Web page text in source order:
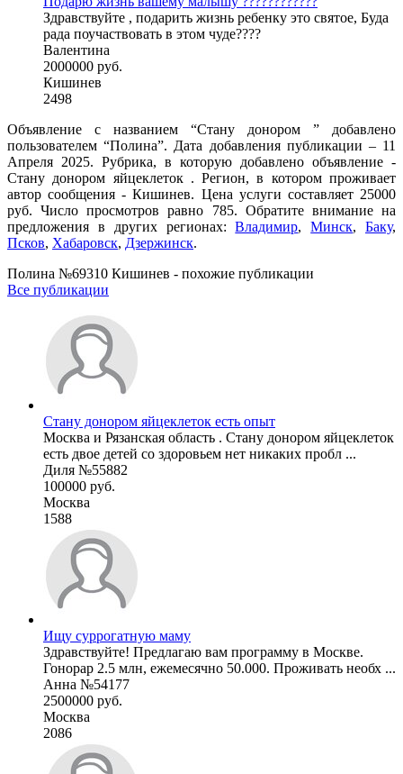
Здравствуйте , подарить жизнь ребенку это святое, Буда
рада поучаствовать в этом чуде????
Валентина
2000000 руб.
Кишинев
2498
Объявление с названием “Стану донором ” добавлено
пользователем “Полина”. Дата добавления публикации – 11
Апреля 2025. Рубрика, в которую добавлено объявление -
Стану донором яйцеклеток . Регион, в котором проживает
автор сообщения - Кишинев. Цена услуги составляет 25000
руб. Число просмотров равно 785. Обратите внимание на
предложения в других регионах:Владимир,Минск,Баку,
Псков, Хабаровск, Дзержинск.
Полина №69310 Кишинев - похожие публикации
Все публикации
Стану донором яйцеклеток есть опыт
Москва и Рязанская область . Стану донором яйцеклеток
есть двое детей со здоровьем нет никаких пробл ...
Диля №55882
100000 руб.
Москва
1588
Ищу суррогатную маму
Здравствуйте! Предлагаю вам программу в Москве.
Гонорар 2.5 млн, ежемесячно 50.000. Проживать необх ...
Анна №54177
2500000 руб.
Москва
2086